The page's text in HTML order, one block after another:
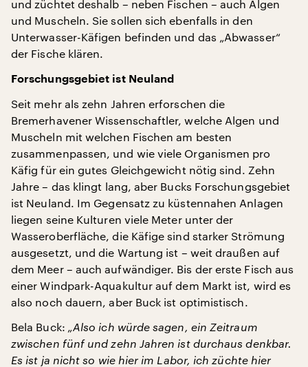
und züchtet deshalb – neben Fischen – auch Algen
und Muscheln. Sie sollen sich ebenfalls in den
Unterwasser-Käfigen befinden und das „Abwasser“
der Fische klären.
Forschungsgebiet ist Neuland
Seit mehr als zehn Jahren erforschen die
Bremerhavener Wissenschaftler, welche Algen und
Muscheln mit welchen Fischen am besten
zusammenpassen, und wie viele Organismen pro
Käfig für ein gutes Gleichgewicht nötig sind. Zehn
Jahre – das klingt lang, aber Bucks Forschungsgebiet
ist Neuland. Im Gegensatz zu küstennahen Anlagen
liegen seine Kulturen viele Meter unter der
Wasseroberfläche, die Käfige sind starker Strömung
ausgesetzt, und die Wartung ist – weit draußen auf
dem Meer – auch aufwändiger. Bis der erste Fisch aus
einer Windpark-Aquakultur auf dem Markt ist, wird es
also noch dauern, aber Buck ist optimistisch.
Bela Buck: „Also ich würde sagen, ein Zeitraum
zwischen fünf und zehn Jahren ist durchaus denkbar.
Es ist ja nicht so wie hier im Labor, ich züchte hier